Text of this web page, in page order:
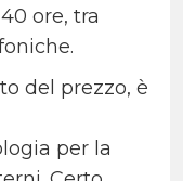
ore, tra
del prezzo, è
per la